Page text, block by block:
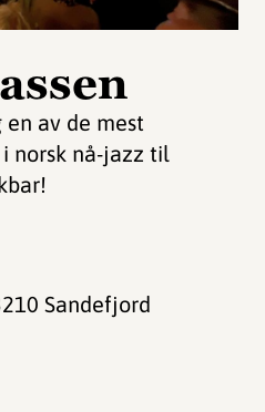
av de mest
norsk nå-jazz til
Sandefjord